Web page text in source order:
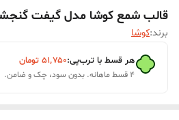
قالب شمع کوشا مدل گیفت
برند:کوشا
هر قسط با ترب‌پی:۵۱٬۷۵۰ تومان
۴ قسط ماهانه. بدون سود، چک و ضامن.